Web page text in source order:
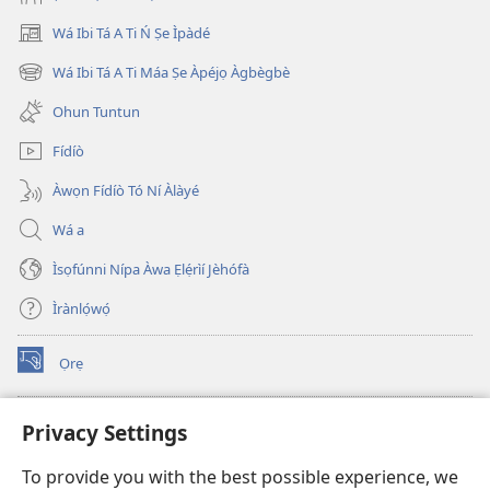
Privacy Settings
To provide you with the best possible experience, we
Wá Ibi Tá A Ti Ń Ṣe Ìpàdé
(opens
new
window)
Wá Ibi Tá A Ti Máa Ṣe Àpéjọ Àgbègbè
(opens
new
window)
Ohun Tuntun
Fídíò
Àwọn Fídíò Tó Ní Àlàyé
Wá a
Ìsọfúnni Nípa Àwa Ẹlẹ́rìí Jèhófà
Ìrànlọ́wọ́
Ọrẹ
(opens
new
ÀKÁ ÌWÉ ORÍ ÍŃTÁNẸ́Ẹ̀TÌ TI Watchtower™
(opens
window)JW Hub
(opens